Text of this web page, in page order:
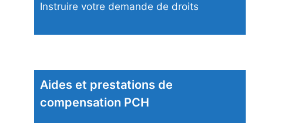
Instruire votre demande de droits
Aides et prestations de
compensation PCH